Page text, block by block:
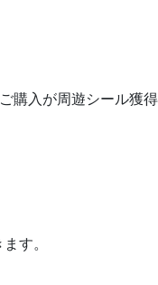
購入が周遊シール獲
す。